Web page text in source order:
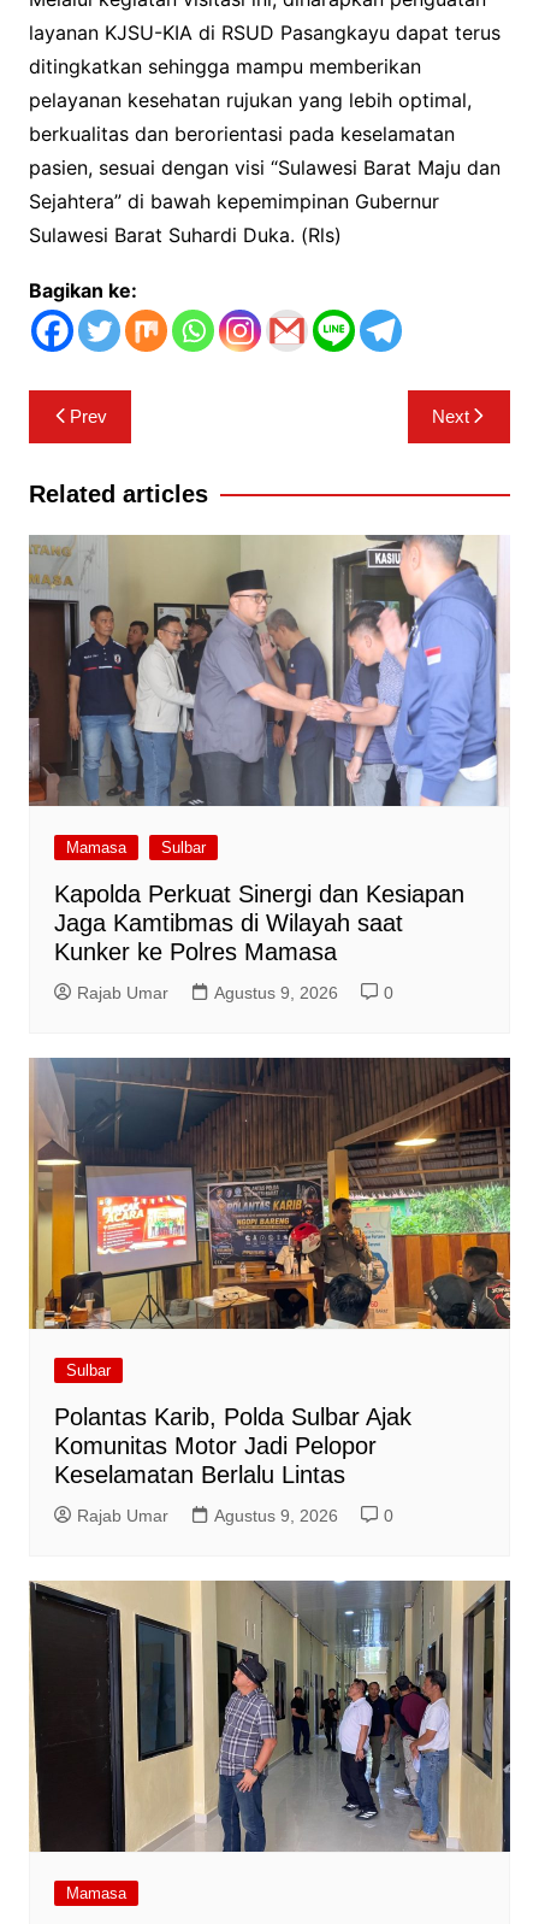
layanan KJSU-KIA di RSUD Pasangkayu dapat terus
ditingkatkan sehingga mampu memberikan
pelayanan kesehatan rujukan yang lebih optimal,
berkualitas dan berorientasi pada keselamatan
pasien, sesuai dengan visi “Sulawesi Barat Maju dan
Sejahtera” di bawah kepemimpinan Gubernur
Sulawesi Barat Suhardi Duka. (Rls)
Bagikan ke:
Navigasi
pos
Prev Next
Related articles
Mamasa Sulbar
Kapolda Perkuat Sinergi dan Kesiapan
Jaga Kamtibmas di Wilayah saat
Kunker ke Polres Mamasa
Rajab Umar Agustus 9, 2026 0
Sulbar
Polantas Karib, Polda Sulbar Ajak
Komunitas Motor Jadi Pelopor
Keselamatan Berlalu Lintas
Rajab Umar Agustus 9, 2026 0
Mamasa